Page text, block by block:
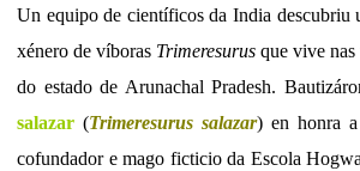
Un equipo de científicos da India descubriu
xénero de víboras Trimeresurus que vive nas
do estado de Arunachal Pradesh.
salazar (Trimeresurus salazar) en honra
cofundador e mago ficticio da Escola